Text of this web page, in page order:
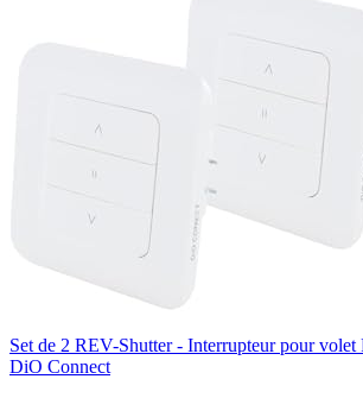
Set de 2 REV-Shutter - Interrupteur pour volet
DiO Connect